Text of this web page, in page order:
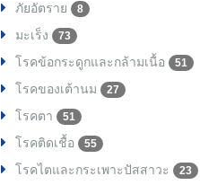
ภัยอัตราย 8
มะเร็ง 73
โรคข้อกระดูกและกล้ามเนื้อ 51
โรคของเต้านม 27
โรคตา 51
โรคติดเชื้อ 55
โรคไตและกระเพาะปัสสาวะ 23